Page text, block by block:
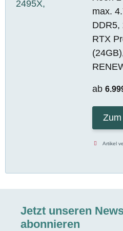
max.
DDR5,
RTX
ab
Artikel
Jetzt unseren
abonnieren